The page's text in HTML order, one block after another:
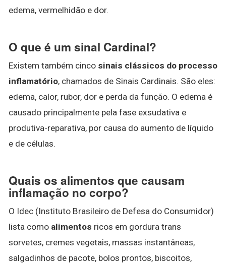
edema, vermelhidão e dor.
O que é um sinal Cardinal?
Existem também cinco sinais clássicos do processo
inflamatório, chamados de Sinais Cardinais. São eles:
edema, calor, rubor, dor e perda da função. O edema é
causado principalmente pela fase exsudativa e
produtiva-reparativa, por causa do aumento de líquido
e de células.
Quais os alimentos que causam
inflamação no corpo?
O Idec (Instituto Brasileiro de Defesa do Consumidor)
lista como alimentos ricos em gordura trans
sorvetes, cremes vegetais, massas instantâneas,
salgadinhos de pacote, bolos prontos, biscoitos,